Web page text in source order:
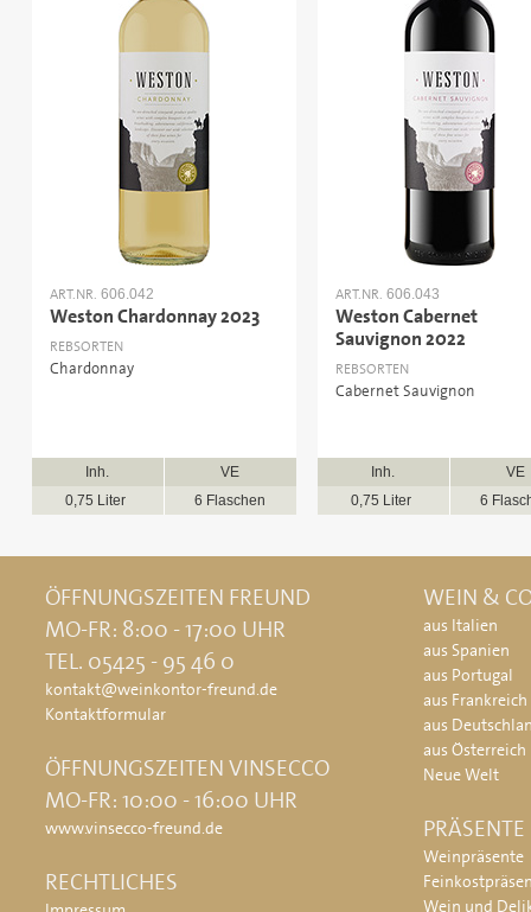
ART.NR. 606.042
Weston Chardonnay 2023
REBSORTEN
Chardonnay
Inh.
VE
0,75 Liter
6 Flaschen
ART.NR. 606.043
Weston Cabernet
Sauvignon 2022
REBSORTEN
Cabernet Sauvignon
Inh.
VE
0,75 Liter
6
ÖFFNUNGSZEITEN FREUND
MO-FR: 8:00 - 17:00 UHR
TEL. 05425 - 95 46 0
kontakt@weinkontor-freund.de
Kontaktformular
ÖFFNUNGSZEITEN VINSECCO
MO-FR: 10:00 - 16:00 UHR
www.vinsecco-freund.de
RECHTLICHES
WEIN &
aus Italien
aus Spanien
aus Portugal
aus Frankreich
aus
aus Österreich
Neue Welt
PRÄSENTE
Weinpräsente
Wein und